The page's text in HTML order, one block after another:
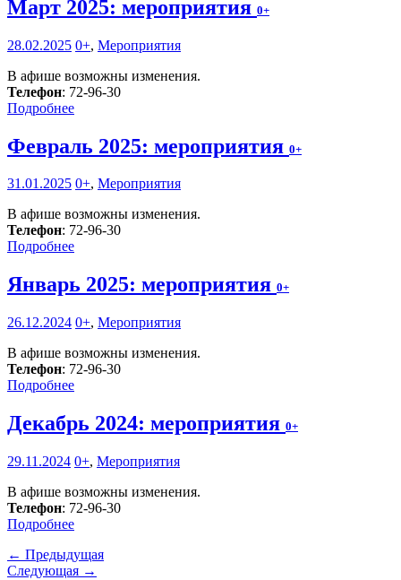
Март 2025: мероприятия 0+
28.02.2025 0+, Мероприятия
В афише возможны изменения.
Телефон: 72-96-30
Подробнее
Февраль 2025: мероприятия 0+
31.01.2025 0+, Мероприятия
В афише возможны изменения.
Телефон: 72-96-30
Подробнее
Январь 2025: мероприятия 0+
26.12.2024 0+, Мероприятия
В афише возможны изменения.
Телефон: 72-96-30
Подробнее
Декабрь 2024: мероприятия 0+
29.11.2024 0+, Мероприятия
В афише возможны изменения.
Телефон: 72-96-30
Подробнее
← Предыдущая
Следующая →